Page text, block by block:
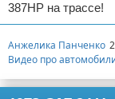
387HP на трассе!
Анжелика Панченко
Видео про